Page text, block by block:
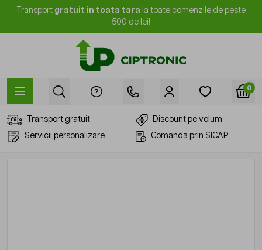
Mergi la Conținut
Transport gratuit in toata tara la toate comenzile de peste
500 de lei!
0
Transport gratuit
Discount pe volum
Servicii personalizare
Comanda prin SICAP